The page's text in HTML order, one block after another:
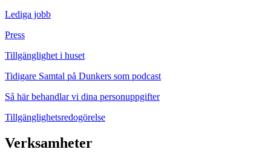
Lediga jobb
Press
Tillgänglighet i huset
Tidigare Samtal på Dunkers som podcast
Så här behandlar vi dina personuppgifter
Tillgänglighetsredogörelse
Verksamheter